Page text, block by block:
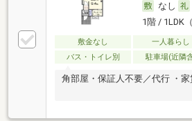
なし
1階 / 1LDK
敷金なし 一人暮らし
バス・トイレ別
駐車場(近隣
角部屋・保証人不要／代行 ・